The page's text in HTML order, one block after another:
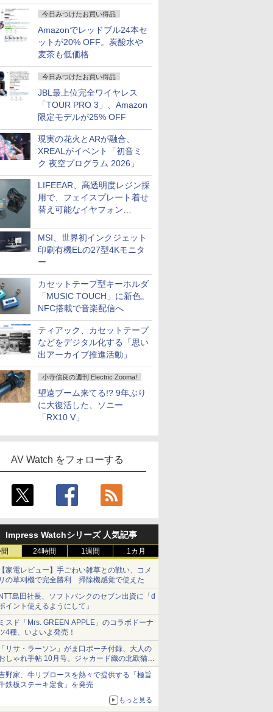
今日みつけたお買い得品
Amazonでレッドブル24本セ
ットが20% OFF。炭酸水や
麦茶も低価格
今日みつけたお買い得品
JBL最上位完全ワイヤレス
「TOUR PRO 3」、Amazon
限定モデルが25% OFF
現実の花火とARが融合、
XREALがイベント「初音ミ
ク 夜空プログラム 2026」
LIFEEAR、高透明度レジン採
用で、フェイスプレート着せ
替え可能なイヤフォン
MSI、世界初インクジェット
印刷有機ELの27型4Kモニタ
ー
カセットテープ型キーホルダ
「MUSIC TOUCH」に新色。
NFC搭載で音楽配信へ
ティアック、カセットテープ
などをデジタル化する「思い
出アーカイブ推進活動」
小寺信良の週刊 Electric Zooma!
望遠ブーム来てる!? 9年ぶり
に大復活した、ソニー
「RX10 V」
AV Watch をフォローする
Impress Watchシリーズ 人気記事
24時間 1週間 1カ月
家電レビュー】手ごわい雑草との戦い、コメ
の草刈機で完全勝利 掃除機感覚で使えた
島田社長、ソフトバンクのセブン出資に「d
イント使えるようにして」
スド「Mrs. GREEN APPLE」のコラボドーナ
4種、いよいよ発売！
リサ・ラーソン」がま口ポーチ付録、大人の
しゃれ手帖 10月号。ジャカード織の北欧猫デ
イン
野家、牛リブロースを熱々で提供する「極旨
鉄板ステーキ定食」を発売
もっと見る